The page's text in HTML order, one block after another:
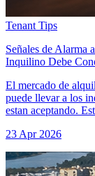
Tenant Tips
Señales de Alarma
Inquilino Debe
El mercado de
puede llevar a los
estan aceptando.
23 Apr 2026